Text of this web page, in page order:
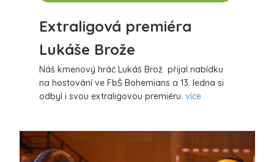
Extraligová premiéra
Lukáše Brože
Náš kmenový hráč Lukáš Brož přijal nabídku
na hostování ve FbŠ Bohemians a 13. ledna si
odbyl i svou extraligovou premiéru. více